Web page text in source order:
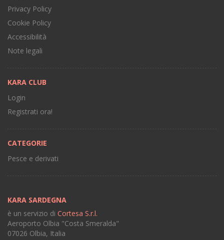
Privacy Policy
Cookie Policy
Accessibilità
Note legali
KARA CLUB
Login
Registrati ora!
CATEGORIE
Pesce e derivati
KARA SARDEGNA
è un servizio di Cortesa S.r.l.
Aeroporto Olbia "Costa Smeralda"
07026 Olbia, Italia